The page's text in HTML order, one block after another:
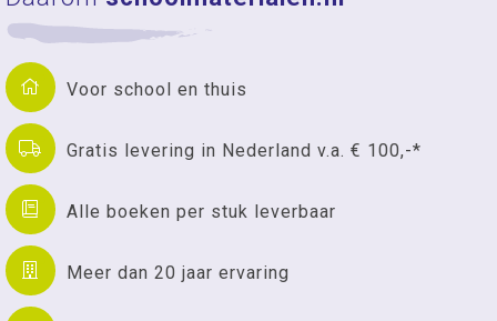
Voor school en thuis
Gratis levering in Nederland v.a. € 100,-*
Alle boeken per stuk leverbaar
Meer dan 20 jaar ervaring